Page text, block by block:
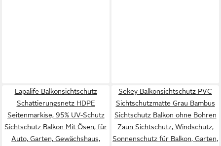
Lapalife Balkonsichtschutz
Schattierungsnetz HDPE
Seitenmarkise, 95% UV-Schutz
Sichtschutz Balkon Mit Ösen, für
Auto, Garten, Gewächshaus,
Sekey Balkonsichtschutz PVC
Sichtschutzmatte Grau Bambus
Sichtschutz Balkon ohne Bohren
Zaun Sichtschutz, Windschutz,
Sonnenschutz für Balkon, Garten,